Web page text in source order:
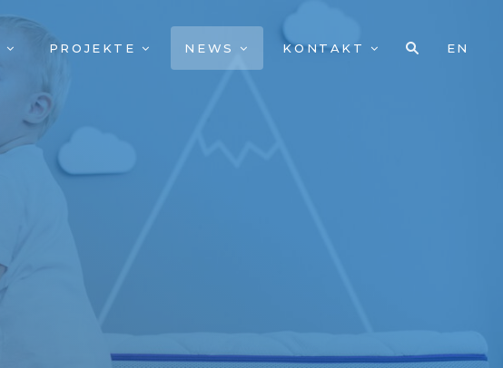
PROJEKTE NEWS KONTAKT EN